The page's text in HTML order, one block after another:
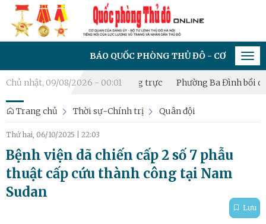
BÁO QUỐC PHÒNG THỦ ĐÔ - CƠ QUAN CỦA
Chủ nhật, 09/08/2026 - 00:01
Tiểu đội Dân quân thường trực Phường Ba Đình bồi dưỡng
Trang chủ Thời sự-Chính trị Quân đội
Thứ hai, 06/10/2025 22:03
Bệnh viện dã chiến cấp 2 số 7 phẫu
thuật cấp cứu thành công tại Nam
Sudan
Lưu